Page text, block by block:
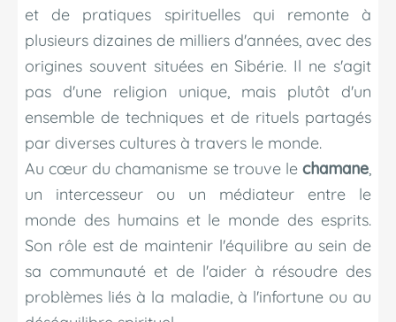
et de pratiques spirituelles qui remonte à
plusieurs dizaines de milliers d'années, avec des
origines souvent situées en Sibérie. Il ne s'agit
pas d'une religion unique, mais plutôt d'un
ensemble de techniques et de rituels partagés
par diverses cultures à travers le monde.
Au cœur du chamanisme se trouve le chamane,
un intercesseur ou un médiateur entre le
monde des humains et le monde des esprits.
Son rôle est de maintenir l'équilibre au sein de
sa communauté et de l'aider à résoudre des
problèmes liés à la maladie, à l'infortune ou au